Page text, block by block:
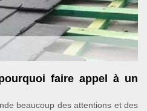
faire appel à un
beaucoup des attentions et des